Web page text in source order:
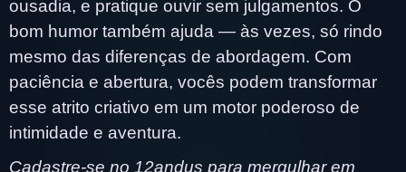
ousadia, e pratique ouvir sem julgamentos. O
bom humor também ajuda — às vezes, só rindo
mesmo das diferenças de abordagem. Com
paciência e abertura, vocês podem transformar
esse atrito criativo em um motor poderoso de
intimidade e aventura.
Cadastre-se no 12andus para mergulhar em